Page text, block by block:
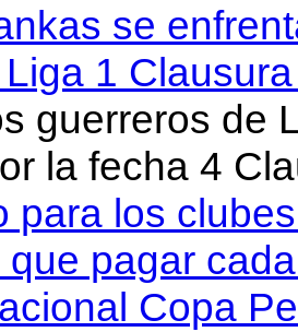
se
1
guerreros de
la fecha 4
para los
pagar
Copa